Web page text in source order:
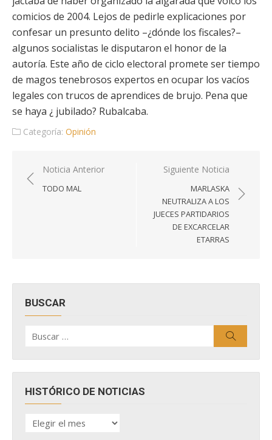
comicios de 2004. Lejos de pedirle explicaciones por
confesar un presunto delito –¿dónde los fiscales?–
algunos socialistas le disputaron el honor de la
autoría. Este año de ciclo electoral promete ser tiempo
de magos tenebrosos expertos en ocupar los vacíos
legales con trucos de aprendices de brujo. Pena que
se haya ¿ jubilado? Rubalcaba.
Categoría: Opinión
Navegación
de
Noticia Anterior
TODO MAL
Siguiente Noticia
MARLASKA
NEUTRALIZA A LOS
JUECES PARTIDARIOS
DE EXCARCELAR
ETARRAS
BUSCAR
por:
HISTÓRICO DE NOTICIAS
HISTÓRICO
DE